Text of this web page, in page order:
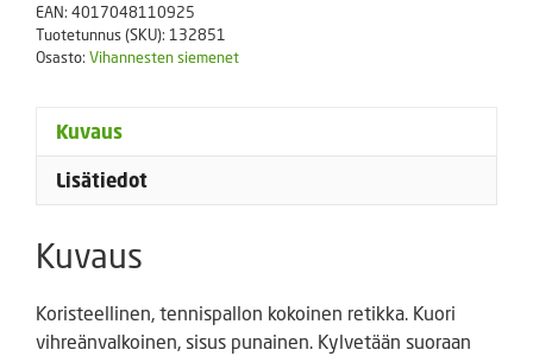
EAN: 4017048110925
Tuotetunnus (SKU): 132851
Osasto: Vihannesten siemenet
Kuvaus
Lisätiedot
Kuvaus
Koristeellinen, tennispallon kokoinen retikka. Kuori
vihreänvalkoinen, sisus punainen. Kylvetään suoraan